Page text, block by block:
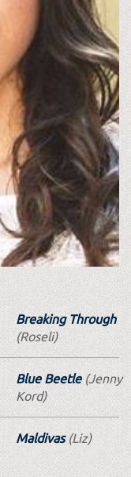
Breaking Through
(Roseli)
Blue Beetle(Jenny
Kord)
Maldivas(Liz)